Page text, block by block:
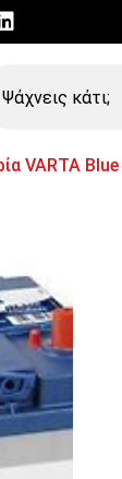
VARTA